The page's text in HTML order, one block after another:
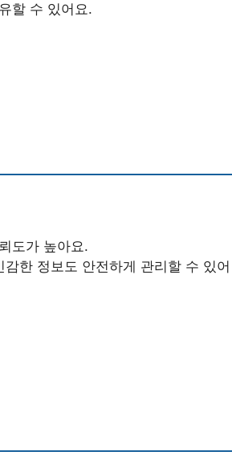
할 수 있어요.
도가 높아요.
한 정보도 안전하게 관리할 수 있어